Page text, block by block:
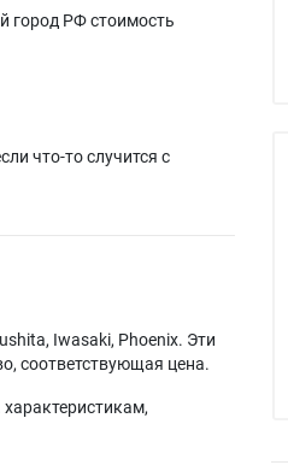
город РФ стоимость
что-то случится с
Iwasaki, Phoenix. Эти
соответствующая цена.